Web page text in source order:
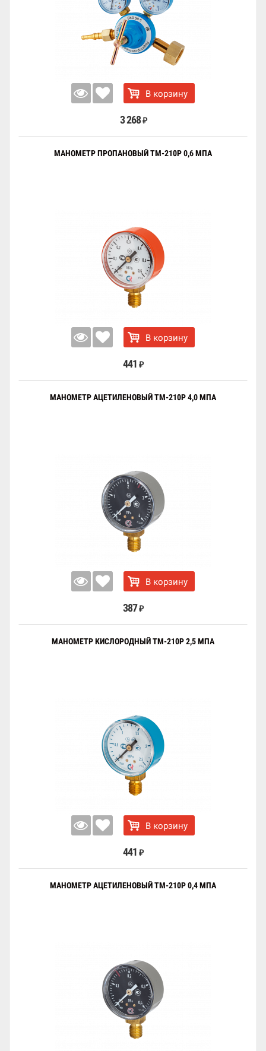
В корзину
3 268 ₽
МАНОМЕТР ПРОПАНОВЫЙ ТМ-210Р 0,6 МПА
В корзину
441 ₽
МАНОМЕТР АЦЕТИЛЕНОВЫЙ ТМ-210Р 4,0 МПА
В корзину
387 ₽
МАНОМЕТР КИСЛОРОДНЫЙ ТМ-210Р 2,5 МПА
В корзину
441 ₽
МАНОМЕТР АЦЕТИЛЕНОВЫЙ ТМ-210Р 0,4 МПА